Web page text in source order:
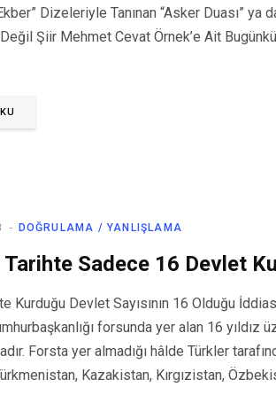
Dizeleriyle Tanınan “Asker Duası” ya
Şiir Mehmet Cevat Örnek’e Ait
DOĞRULAMA / YANLIŞLAMA
Sadece 16 Devlet
Kurduğu Devlet Sayısının 16 Olduğu
forsunda yer alan 16 yıldız
Forsta yer almadığı hâlde Türkler
Kazakistan, Kırgızistan,